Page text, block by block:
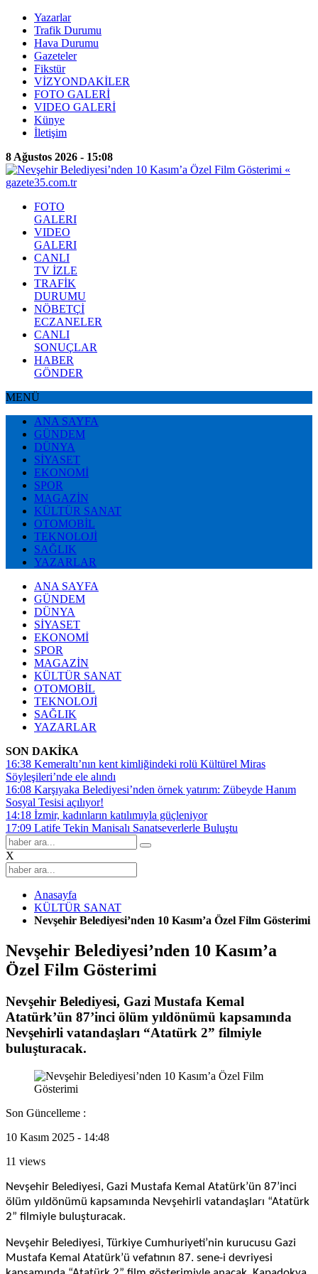
Yazarlar
Trafik Durumu
Hava Durumu
Gazeteler
Fikstür
VİZYONDAKİLER
FOTO GALERİ
VIDEO GALERİ
Künye
İletişim
8 Ağustos 2026 - 15:08
FOTO
GALERI
VIDEO
GALERI
CANLI
TV İZLE
TRAFİK
DURUMU
NÖBETÇİ
ECZANELER
CANLI
SONUÇLAR
HABER
GÖNDER
MENÜ
ANA SAYFA
GÜNDEM
DÜNYA
SİYASET
EKONOMİ
SPOR
MAGAZİN
KÜLTÜR SANAT
OTOMOBİL
TEKNOLOJİ
SAĞLIK
YAZARLAR
ANA SAYFA
GÜNDEM
DÜNYA
SİYASET
EKONOMİ
SPOR
MAGAZİN
KÜLTÜR SANAT
OTOMOBİL
TEKNOLOJİ
SAĞLIK
YAZARLAR
SON DAKİKA
16:38 Kemeraltı’nın kent kimliğindeki rolü Kültürel Miras
Söyleşileri’nde ele alındı
16:08 Karşıyaka Belediyesi’nden örnek yatırım: Zübeyde Hanım
Sosyal Tesisi açılıyor!
14:18 İzmir, kadınların katılımıyla güçleniyor
17:09 Latife Tekin Manisalı Sanatseverlerle Buluştu
X
Anasayfa
KÜLTÜR SANAT
Nevşehir Belediyesi’nden 10 Kasım’a Özel Film Gösterimi
Nevşehir Belediyesi’nden 10 Kasım’a
Özel Film Gösterimi
Nevşehir Belediyesi, Gazi Mustafa Kemal
Atatürk’ün 87’inci ölüm yıldönümü kapsamında
Nevşehirli vatandaşları “Atatürk 2” filmiyle
buluşturacak.
Son Güncelleme :
10 Kasım 2025 - 14:48
11 views
Nevşehir Belediyesi, Gazi Mustafa Kemal Atatürk’ün 87’inci
ölüm yıldönümü kapsamında Nevşehirli vatandaşları “Atatürk
2” filmiyle buluşturacak.
Nevşehir Belediyesi, Türkiye Cumhuriyeti’nin kurucusu Gazi
Mustafa Kemal Atatürk’ü vefatının 87. sene-i devriyesi